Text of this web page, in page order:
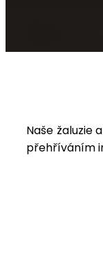
Naše žaluzie
přehříváním